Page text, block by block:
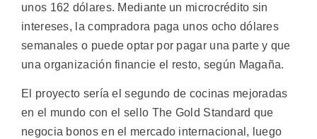
unos 162 dólares. Mediante un microcrédito sin
intereses, la compradora paga unos ocho dólares
semanales o puede optar por pagar una parte y que
una organización financie el resto, según Magaña.
El proyecto sería el segundo de cocinas mejoradas
en el mundo con el sello The Gold Standard que
negocia bonos en el mercado internacional, luego